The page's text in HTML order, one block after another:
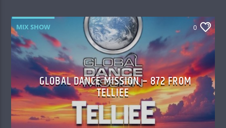
MIX SHOW 0
GLOBAL DANCE MISSION – 872 FROM
TELLIEE